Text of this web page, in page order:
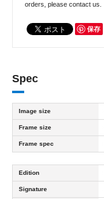
orders, please contact us.
保存
Spec
Image size
Frame size
Frame spec
Edition
Signature